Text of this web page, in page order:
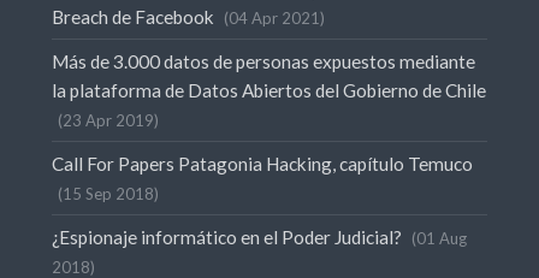
Breach de Facebook
04 Apr 2021
Más de 3.000 datos de personas expuestos mediante
la plataforma de Datos Abiertos del Gobierno de Chile
23 Apr 2019
Call For Papers Patagonia Hacking, capítulo Temuco
15 Sep 2018
¿Espionaje informático en el Poder Judicial?
01 Aug
2018